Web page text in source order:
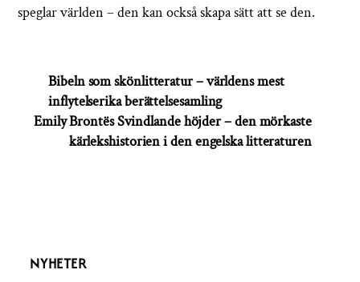
speglar världen – den kan också skapa sätt att se den.
Bibeln som skönlitteratur – världens mest
inflytelserika berättelsesamling
Emily Brontës Svindlande höjder – den mörkaste
kärlekshistorien i den engelska litteraturen
NYHETER